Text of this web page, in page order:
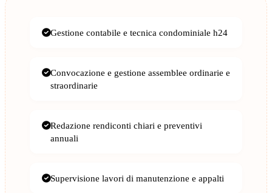
Gestione contabile e tecnica condominiale h24
Convocazione e gestione assemblee ordinarie e
straordinarie
Redazione rendiconti chiari e preventivi
annuali
Supervisione lavori di manutenzione e appalti